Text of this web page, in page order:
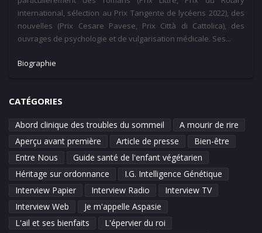
international, sélection au Prix Tangente de lycéens 2022), des
nouvelles (Prix Cesare Pavese, Prix Città di Cattolica), des
ouvrages de psychologie et de vulgarisation médicale. Ses...
Biographie
CATÉGORIES
Abord clinique des troubles du sommeil
A mourir de rire
Aperçu avant première
Article de presse
Bien-être
Entre Nous
Guide santé de l'enfant végétarien
Héritage sur ordonnance
I.G. Intelligence Génétique
Interview Papier
Interview Radio
Interview TV
Interview Web
Je m'appelle Aspasie
L'ail et ses bienfaits
L'épervier du roi